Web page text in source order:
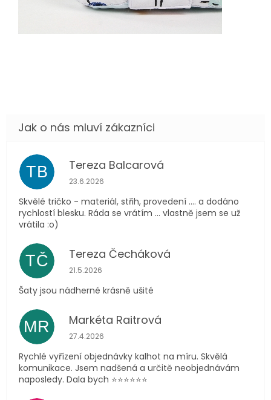
TB Tereza Balcarová
Hodnocení obchodu je 5 z 5 hvězdiček.
23.6.2026
Skvělé tričko - materiál, střih, provedení .... a dodáno
rychlostí blesku. Ráda se vrátím ... vlastně jsem se už
vrátila :o)
TČ Tereza Čecháková
Hodnocení obchodu je 5 z 5 hvězdiček.
21.5.2026
Šaty jsou nádherné krásně ušité
MR Markéta Raitrová
Hodnocení obchodu je 5 z 5 hvězdiček.
27.4.2026
Rychlé vyřízení objednávky kalhot na míru. Skvělá
komunikace. Jsem nadšená a určitě neobjednávám
naposledy. Dala bych ⭐️⭐️⭐️⭐️⭐️⭐️